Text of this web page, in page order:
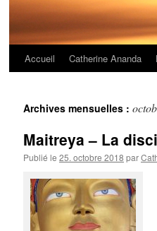
Aller
contenu
Accueil Catherine Ananda
Archives mensuelles :
Maitreya – La
Publié le 25. octobre 2018 par